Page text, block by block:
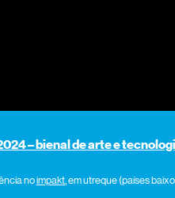
– bienal de arte e
noimpakt, em utreque (países